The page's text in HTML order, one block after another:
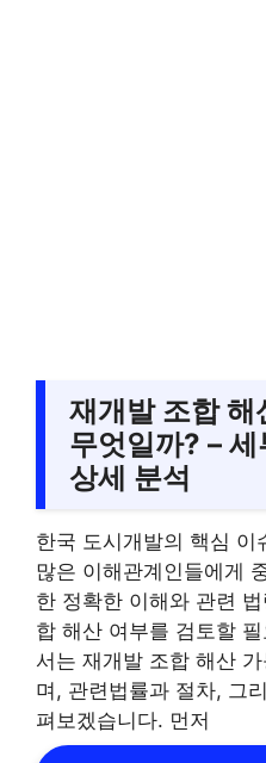
재개발 조합 해
무엇일까? –
상세 분석
한국 도시개발의 핵심 이
많은 이해관계인들에게
한 정확한 이해와 관련
합 해산 여부를 검토할
서는 재개발 조합 해산
며, 관련법률과 절차, 그
펴보겠습니다. 먼저